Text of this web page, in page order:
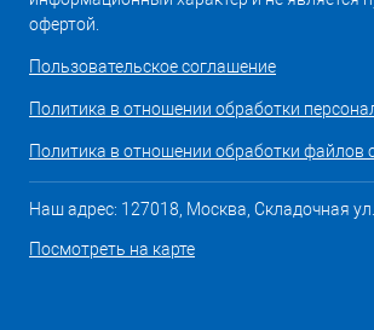
офертой.
Пользовательское соглашение
Политика в отношении обработки
Политика в отношении обработки файлов
Наш адрес: 127018, Москва, Складочная
Посмотреть на карте